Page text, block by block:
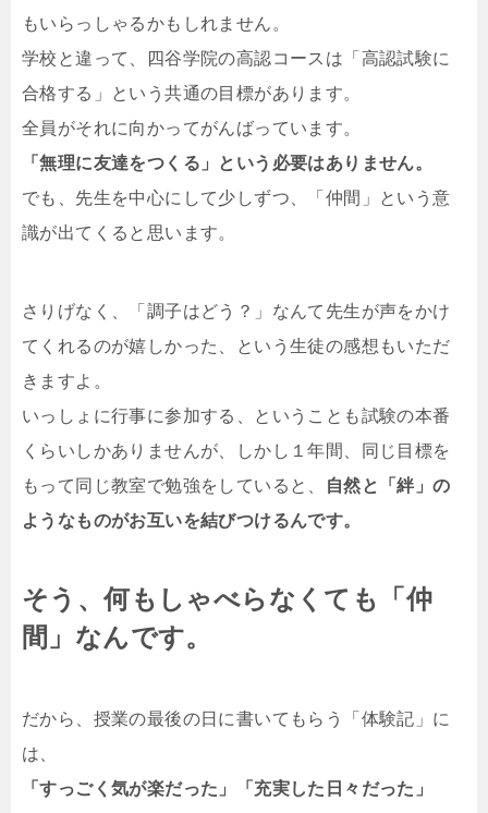
もいらっしゃるかもしれません。
学校と違って、四谷学院の高認コースは「高認試験に
合格する」という共通の目標があります。
全員がそれに向かってがんばっています。
「無理に友達をつくる」という必要はありません。
でも、先生を中心にして少しずつ、「仲間」という意
識が出てくると思います。
さりげなく、「調子はどう？」なんて先生が声をかけ
てくれるのが嬉しかった、という生徒の感想もいただ
きますよ。
いっしょに行事に参加する、ということも試験の本番
くらいしかありませんが、しかし１年間、同じ目標を
もって同じ教室で勉強をしていると、
自然と「絆」の
ようなものがお互いを結びつけるんです。
そう、何もしゃべらなくても「仲
間」なんです。
だから、授業の最後の日に書いてもらう「体験記」に
は、
「すっごく気が楽だった」「充実した日々だった」